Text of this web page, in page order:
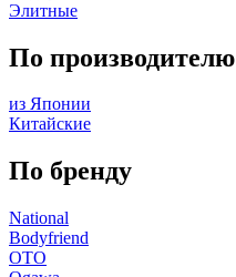
Элитные
По производителю
из Японии
Китайские
По бренду
National
Bodyfriend
OTO